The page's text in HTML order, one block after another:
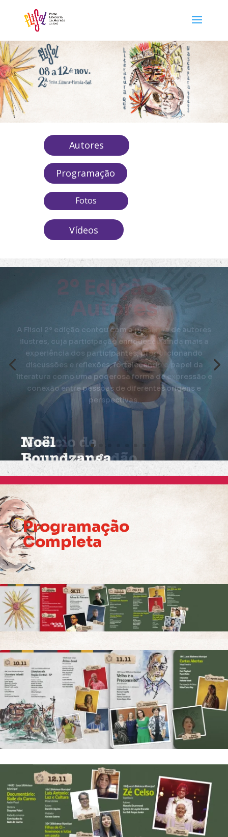
Autores
Programação
Fotos
Vídeos
2º Edição -
Autores
A Flisol 2º edição contou com a presença de autores
ilustres, cuja participação enriqueceu ainda mais a
experiência dos participantes, proporcionando
discussões e reflexões, fortalecendo o papel da
literatura como uma poderosa forma de expressão e
conexão entre pessoas de diferentes origens e
Programação
Completa